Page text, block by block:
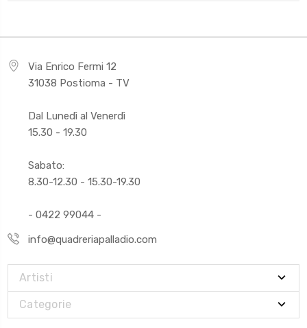
Via Enrico Fermi 12
31038 Postioma - TV
Dal Lunedì al Venerdì
15.30 - 19.30
Sabato:
8.30-12.30 - 15.30-19.30
- 0422 99044 -
info@quadreriapalladio.com
Artisti
Categorie